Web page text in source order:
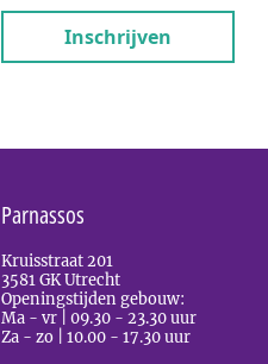
Inschrijven
Parnassos
Kruisstraat 201
3581 GK Utrecht
Openingstijden gebouw:
Ma - vr | 09.30 - 23.30 uur
Za - zo | 10.00 - 17.30 uur